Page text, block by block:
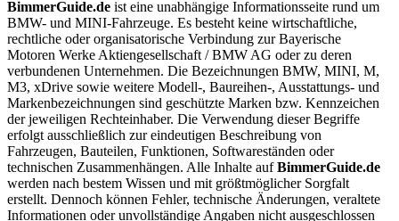
BimmerGuide.de ist eine unabhängige Informationsseite rund um
BMW- und MINI-Fahrzeuge. Es besteht keine wirtschaftliche,
rechtliche oder organisatorische Verbindung zur Bayerische
Motoren Werke Aktiengesellschaft / BMW AG oder zu deren
verbundenen Unternehmen. Die Bezeichnungen BMW, MINI, M,
M3, xDrive sowie weitere Modell-, Baureihen-, Ausstattungs- und
Markenbezeichnungen sind geschützte Marken bzw. Kennzeichen
der jeweiligen Rechteinhaber. Die Verwendung dieser Begriffe
erfolgt ausschließlich zur eindeutigen Beschreibung von
Fahrzeugen, Bauteilen, Funktionen, Softwareständen oder
technischen Zusammenhängen. Alle Inhalte aufBimmerGuide.de
werden nach bestem Wissen und mit größtmöglicher Sorgfalt
erstellt. Dennoch können Fehler, technische Änderungen, veraltete
Informationen oder unvollständige Angaben nicht ausgeschlossen